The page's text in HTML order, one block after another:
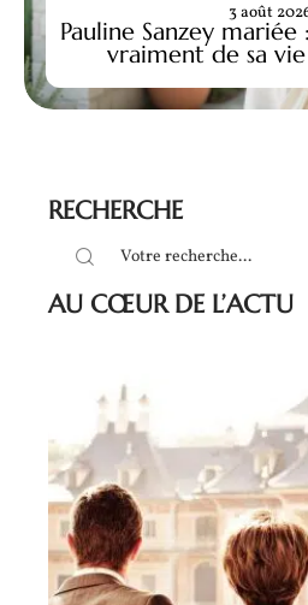
Pauline Sanzey mariée
vraiment de sa
3 août
RECHERCHE
AU CŒUR DE L’ACTU